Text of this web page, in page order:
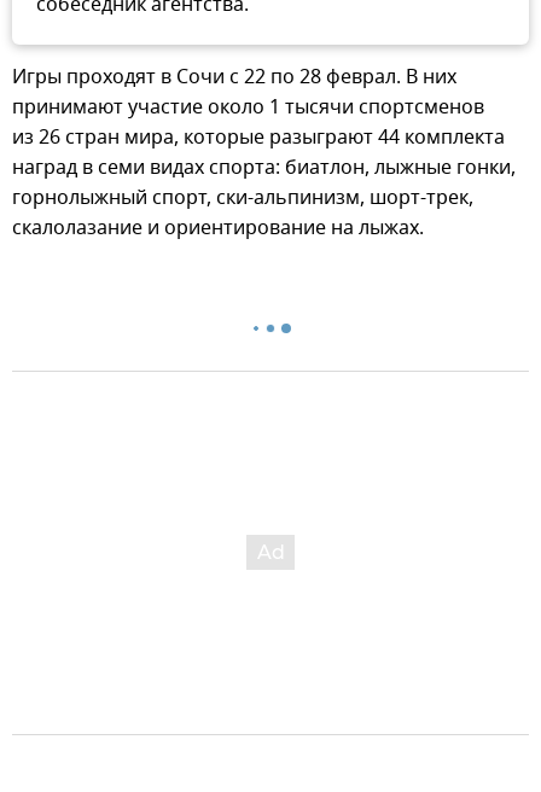
Игры проходят в Сочи с 22 по 28 феврал. В них
принимают участие около 1 тысячи спортсменов
из 26 стран мира, которые разыграют 44 комплекта
наград в семи видах спорта: биатлон, лыжные гонки,
горнолыжный спорт, ски-альпинизм, шорт-трек,
скалолазание и ориентирование на лыжах.